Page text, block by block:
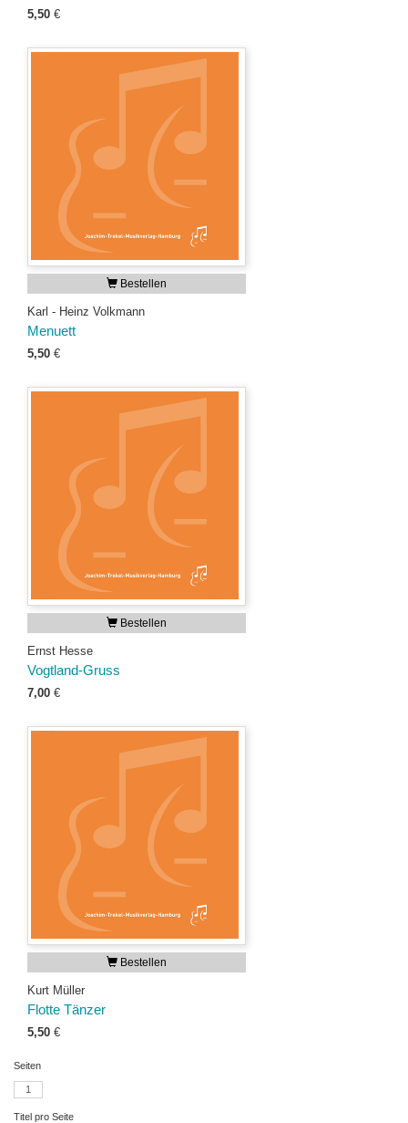
5,50 €
Bestellen
Karl - Heinz Volkmann
Menuett
5,50 €
Bestellen
Ernst Hesse
Vogtland-Gruss
7,00 €
Bestellen
Kurt Müller
Flotte Tänzer
5,50 €
Seiten
1
Titel pro Seite